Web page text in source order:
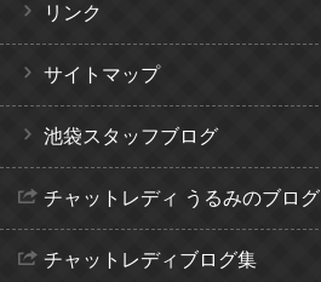
リンク
サイトマップ
池袋スタッフブログ
チャットレディ うるみのブログ
チャットレディブログ集